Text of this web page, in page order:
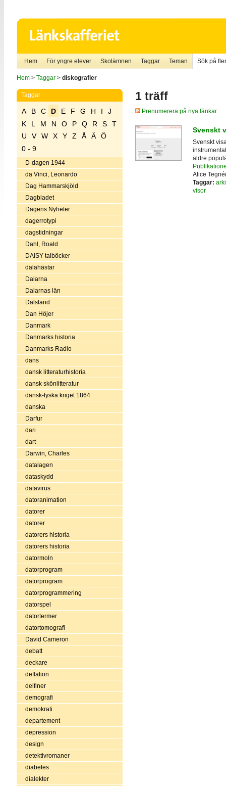
Hem För yngre elever Skolämnen Taggar Teman Sök på
Hem> Taggar> diskografier
Taggar
A B C D E F G H I
J
K
L M N O P Q R S
T
U
V W X Y Z Å Ä
Ö
0 - 9
D-dagen 1944
da Vinci, Leonardo
Dag Hammarskjöld
Dagbladet
Dagens Nyheter
dagerrotypi
dagstidningar
Dahl, Roald
DAISY-talböcker
dalahästar
Dalarna
Dalarnas län
Dalsland
Dan Höjer
Danmark
Danmarks historia
Danmarks Radio
dans
dansk litteraturhistoria
dansk skönlitteratur
dansk-tyska kriget 1864
danska
Darfur
dari
dart
Darwin, Charles
datalagen
dataskydd
datavirus
datoranimation
datorer
datorer
datorers historia
datorers historia
datormoln
datorprogram
datorprogram
datorprogrammering
datorspel
datortermer
datortomografi
David Cameron
debatt
deckare
deflation
delfiner
demografi
demokrati
departement
depression
design
detektivromaner
diabetes
dialekter
1 träff
Prenumerera på nya länkar
Svenskt
Svenskt
äldre
Alice
Taggar:
visor